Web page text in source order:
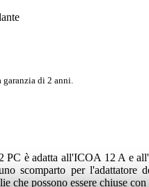
garanzia di 2 anni.
PC è adatta all'ICOA 12 A e
scomparto per l'adattatore
che possono essere chiuse